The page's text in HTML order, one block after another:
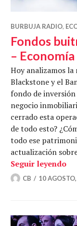
BURBUJA RADIO,
Fondos
–
Hoy analizamos
Blackstone y el
fondo de
negocio
cerrado esta
de todo esto?
todo ese
actualización
Seguir leyendo
CB 10